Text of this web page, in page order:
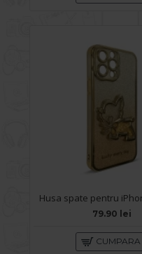
79.90 lei
CUMPARA